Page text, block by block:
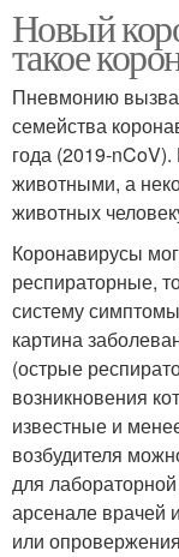
Новый
такое
Пневмонию
семейства
года (2019-
животными, а
животных
Коронавирусы
респираторные,
систему
картина
(острые
возникновения
известные и
возбудителя
для
арсенале врачей
или